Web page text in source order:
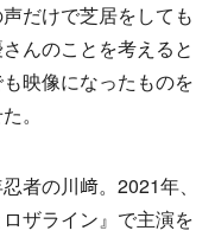
だけで芝居をしても
んのことを考えると
映像になったものを
。
者の川﨑。2021年、
ザライン』で主演を